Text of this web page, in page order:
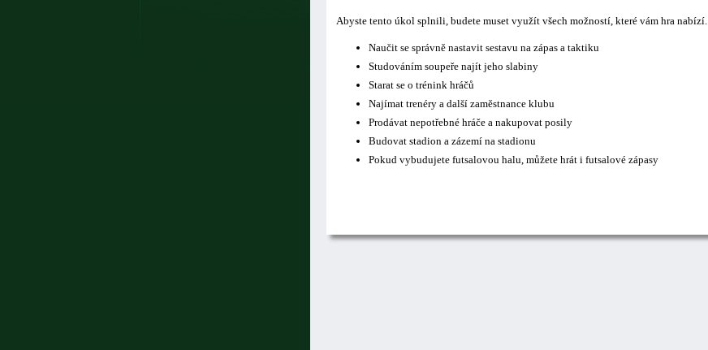
Abyste tento úkol splnili, budete muset využít všech možností, které vám hra nabízí.
Naučit se správně nastavit sestavu na zápas a taktiku
Studováním soupeře najít jeho slabiny
Starat se o trénink hráčů
Najímat trenéry a další zaměstnance klubu
Prodávat nepotřebné hráče a nakupovat posily
Budovat stadion a zázemí na stadionu
Pokud vybudujete futsalovou halu, můžete hrát i futsalové zápasy